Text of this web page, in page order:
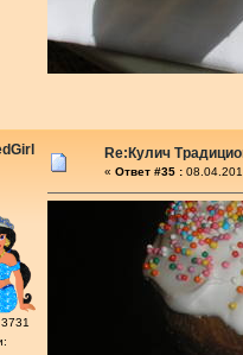
Re:Кулич
« Ответ #35 :